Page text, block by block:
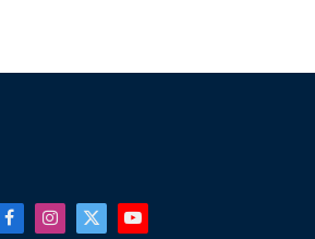
FacebookInstagram
X
YouTube